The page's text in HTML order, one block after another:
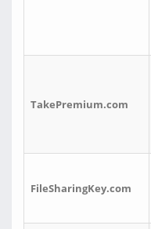
TakePremium.com
FileSharingKey.com